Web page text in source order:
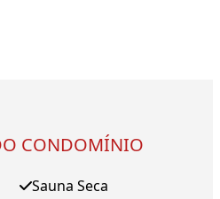
CONDOMÍNIO
Sauna Seca